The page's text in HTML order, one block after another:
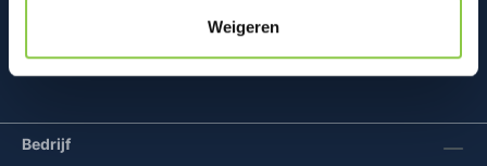
Weigeren
Bedrijf